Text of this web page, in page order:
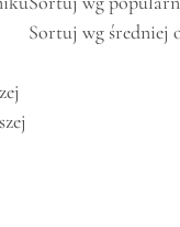
Sortuj wg średniej